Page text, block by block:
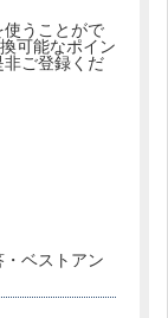
うことがで
可能なポイン
非ご登録くだ
ベストアン